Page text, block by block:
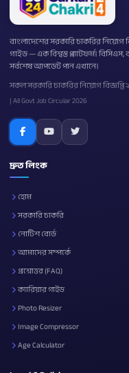
বাংলাদেশের সরকারি চাকরির নিয়োগ
গাইড — এক বিশ্বস্ত প্ল্যাটফর্ম।
সর্বশেষ আপডেট পান এখানে।
সকল সরকারি চাকরির নিয়োগ বিজ্ঞপ্তি
| All Govt Job Circular 2026
দ্রুত লিংক
হোম
সরকারি চাকরি
নোটিশ বোর্ড
আমাদের সম্পর্কে
প্রশ্নোত্তর (FAQ)
ক্যারিয়ার গাইড
Photo Resizer
Image Compressor
Age Calculator